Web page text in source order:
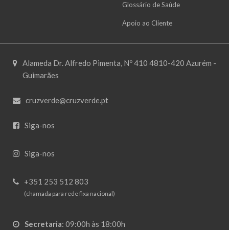
Glossário de Saúde
Apoio ao Cliente
Alameda Dr. Alfredo Pimenta, Nº 410 4810-420 Azurém -
Guimarães
cruzverde@cruzverde.pt
Siga-nos
Siga-nos
+351 253 512 803
(chamada para rede fixa nacional)
Secretaria: 09:00h às 18:00h